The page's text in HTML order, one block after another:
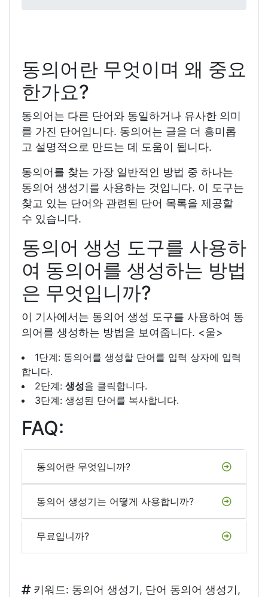
동의어란 무엇이며 왜 중요
한가요?
동의어는 다른 단어와 동일하거나 유사한 의미
를 가진 단어입니다. 동의어는 글을 더 흥미롭
고 설명적으로 만드는 데 도움이 됩니다.
동의어를 찾는 가장 일반적인 방법 중 하나는
동의어 생성기를 사용하는 것입니다. 이 도구는
찾고 있는 단어와 관련된 단어 목록을 제공할
수 있습니다.
동의어 생성 도구를 사용하
여 동의어를 생성하는 방법
은 무엇입니까?
이 기사에서는 동의어 생성 도구를 사용하여 동
의어를 생성하는 방법을 보여줍니다. <울>
1단계: 동의어를 생성할 단어를 입력 상자에 입력
합니다.
2단계: 생성을 클릭합니다.
3단계: 생성된 단어를 복사합니다.
FAQ:
동의어란 무엇입니까?
동의어 생성기는 어떻게 사용합니까?
무료입니까?
키워드: 동의어 생성기, 단어 동의어 생성기,